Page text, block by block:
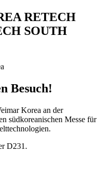
RETECH
SOUTH
Besuch!
Korea an der
südkoreanischen Messe für
D231.